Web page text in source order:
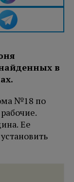
в
№18 по
Ее